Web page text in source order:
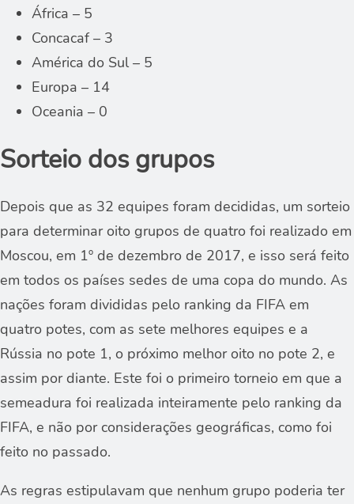
África – 5
Concacaf – 3
América do Sul – 5
Europa – 14
Oceania – 0
Sorteio dos grupos
Depois que as 32 equipes foram decididas, um sorteio
para determinar oito grupos de quatro foi realizado em
Moscou, em 1º de dezembro de 2017, e isso será feito
em todos os países sedes de uma copa do mundo. As
nações foram divididas pelo ranking da FIFA em
quatro potes, com as sete melhores equipes e a
Rússia no pote 1, o próximo melhor oito no pote 2, e
assim por diante. Este foi o primeiro torneio em que a
semeadura foi realizada inteiramente pelo ranking da
FIFA, e não por considerações geográficas, como foi
feito no passado.
As regras estipulavam que nenhum grupo poderia ter